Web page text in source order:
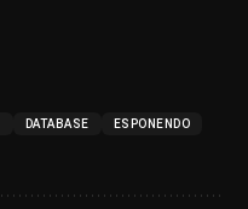
DATABASE
ESPONENDO